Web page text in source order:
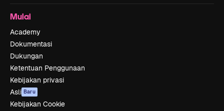
Mulai
Academy
Dokumentasi
Dukungan
Ketentuan Penggunaan
Kebijakan privasi
Asli Baru
Kebijakan Cookie